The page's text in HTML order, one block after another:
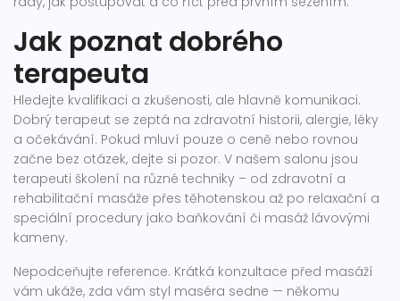
Jak poznat dobrého
terapeuta
Hledejte kvalifikaci a zkušenosti, ale hlavně komunikaci.
Dobrý terapeut se zeptá na zdravotní historii, alergie, léky
a očekávání. Pokud mluví pouze o ceně nebo rovnou
začne bez otázek, dejte si pozor. V našem salonu jsou
terapeuti školení na různé techniky – od zdravotní a
rehabilitační masáže přes těhotenskou až po relaxační a
speciální procedury jako baňkování či masáž lávovými
kameny.
Nepodceňujte reference. Krátká konzultace před masáží
vám ukáže, zda vám styl maséra sedne — někomu